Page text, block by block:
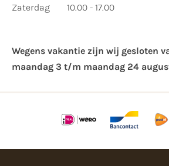
Zaterdag
10.00 - 17.00
Wegens vakantie zijn wij gesloten
maandag 3 t/m maandag 24